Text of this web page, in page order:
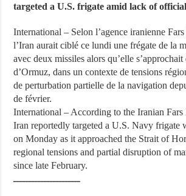
targeted a U.S. frigate amid lack of
International – Selon l’agence iranienne
l’Iran aurait ciblé ce lundi une frégate de la
avec deux missiles alors qu’elle
d’Ormuz, dans un contexte de tensions
de perturbation partielle de la navigation
de février.
International – According to the Iranian
Iran reportedly targeted a U.S. Navy frigate
on Monday as it approached the Strait of
regional tensions and partial disruption of
since late February.
ــــــــــــــــــــــ